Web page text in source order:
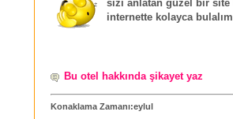
sizi anlatan güzel bir site
internette kolayca
Bu otel hakkında şikayet yaz
Konaklama Zamanı:eylul